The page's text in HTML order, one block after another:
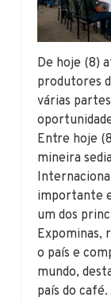
De hoje (8)
produtores
várias
Entre hoje
mineira
importante
um dos
Expominas,
o país e
mundo,
país do